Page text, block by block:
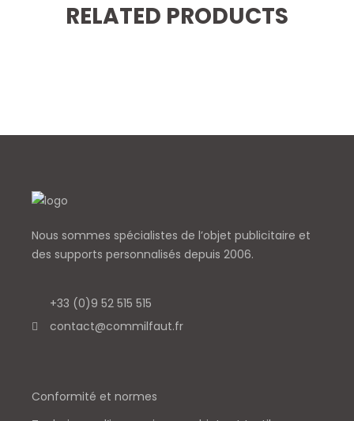
RELATED PRODUCTS
Nous sommes spécialistes de l’objet publicitaire et
des supports personnalisés depuis 2006.
+33 (0)9 52 515 515
contact@commilfaut.fr
Conformité et normes